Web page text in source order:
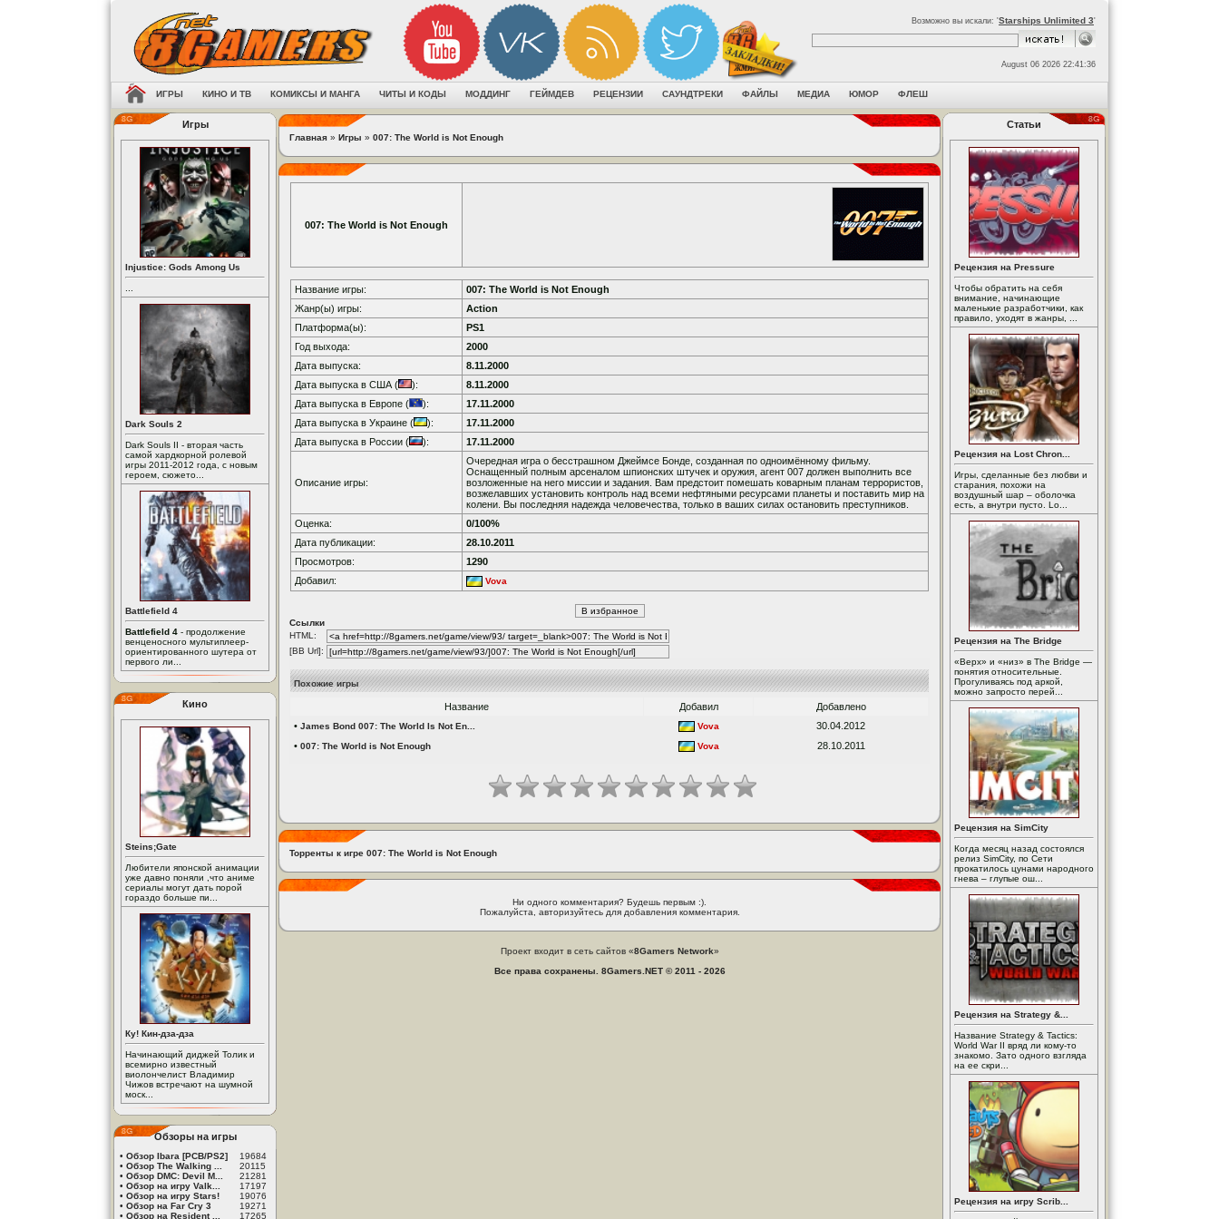
Возможно вы искали: 'Starships Unlimited 3'
August 06 2026 22:41:36
ИГРЫ КИНО И ТВ КОМИКСЫ И МАНГА ЧИТЫ И КОДЫ МОДДИНГ ГЕЙМДЕВ РЕЦЕНЗИИ САУНДТРЕКИ ФАЙЛЫ МЕДИА ЮМОР ФЛЕШ
Игры
Injustice: Gods Among Us
Dark Souls 2
Dark Souls II - вторая часть
самой хардкорной ролевой
игры 2011-2012 года, с новым
героем, сюжето...
Battlefield 4
Battlefield 4 - продолжение
венценосного мультиплеер-
ориентированного шутера от
первого ли...
Кино
Steins;Gate
Любители японской анимации
уже давно поняли ,что аниме
сериалы могут дать порой
гораздо больше пи...
Ку! Кин-дза-дза
Начинающий диджей Толик и
всемирно известный
виолончелист Владимир
Чижов встречают на шумной
моск...
Обзоры на игры
• Обзор Ibara [PCB/PS2]
19684
• Обзор The Walking ...
20115
• Обзор DMC: Devil M...
21281
• Обзор на игру Valk...
17197
• Обзор на игру Stars!
19076
• Обзор на Far Cry 3
19271
• Обзор на Resident ... 17265
Главная » Игры » 007: The World is Not Enough
007: The World is Not Enough
Название игры:
007: The World is Not Enough
Жанр(ы) игры:
Action
Платформа(ы):
PS1
Год выхода:
2000
Дата выпуска:
8.11.2000
Дата выпуска в США (
):
8.11.2000
Дата выпуска в Европе (
):
17.11.2000
Дата выпуска в Украине (
):
17.11.2000
Дата выпуска в России (
): 17.11.2000
Описание игры:
Очередная игра о бесстрашном Джеймсе Бонде, созданная по одноимённому фильму.
Оснащенный полным арсеналом шпионских штучек и оружия, агент 007 должен выполнить все
возложенные на него миссии и задания. Вам предстоит помешать коварным планам террористов,
возжелавших установить контроль над всеми нефтяными ресурсами планеты и поставить мир на
колени. Вы последняя надежда человечества, только в ваших силах остановить преступников.
Оценка:
0/100%
Дата публикации:
28.10.2011
Просмотров:
1290
Добавил:
Vova
Ссылки
HTML:
[BB Url]:
Похожие игры
Название Добавил
Добавлено
• James Bond 007: The World Is Not En... Vova
30.04.2012
• 007: The World is Not Enough Vova 28.10.2011
Торренты к игре 007: The World is Not Enough
Ни одного комментария? Будешь первым :).
Пожалуйста, авторизуйтесь для добавления комментария.
Проект входит в сеть сайтов «8Gamers Network»
Все права сохранены. 8Gamers.NET © 2011 - 2026
Статьи
Рецензия на Pressure
Чтобы обратить на себя
внимание, начинающие
маленькие разработчики, как
правило, уходят в жанры, ...
Рецензия на Lost Chron...
Игры, сделанные без любви и
старания, похожи на
воздушный шар – оболочка
есть, а внутри пусто. Lo...
Рецензия на The Bridge
«Верх» и «низ» в The Bridge —
понятия относительные.
Прогуливаясь под аркой,
можно запросто перей...
Рецензия на SimCity
Когда месяц назад состоялся
релиз SimCity, по Сети
прокатилось цунами народного
гнева – глупые ош...
Рецензия на Strategy &...
Название Strategy & Tactics:
World War II вряд ли кому-то
знакомо. Зато одного взгляда
на ее скри...
Рецензия на игру Scrib...